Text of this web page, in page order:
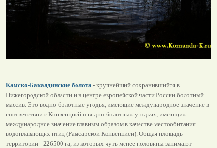
Камско-Бакалдинские болота - крупнейший сохранившийся в
Нижегородской области и в центре европейской части России болотный
массив. Это водно-болотные угодья, имеющие международное значение в
соответствии с Конвенцией о водно-болотных угодьях, имеющих
международное значение главным образом в качестве местообитания
водоплавающих птиц (Рамсарской Конвенцией). Общая площадь
территории - 226500 га, из которых чуть менее половины занимают